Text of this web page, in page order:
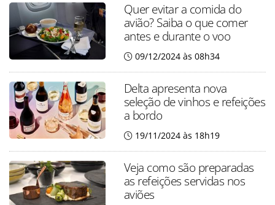
Quer evitar a comida do
avião? Saiba o que comer
antes e durante o voo
09/12/2024 às 08h34
Delta apresenta nova
seleção de vinhos e refeições
a bordo
19/11/2024 às 18h19
Veja como são preparadas
as refeições servidas nos
aviões